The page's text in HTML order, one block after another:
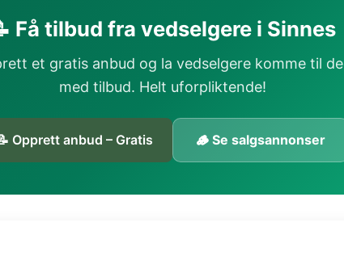
Få tilbud fra vedselgere i Sinnes
et gratis anbud og la vedselgere komme til
med tilbud. Helt uforpliktende!
Opprett anbud – Gratis 🪵 Se salgsannonser